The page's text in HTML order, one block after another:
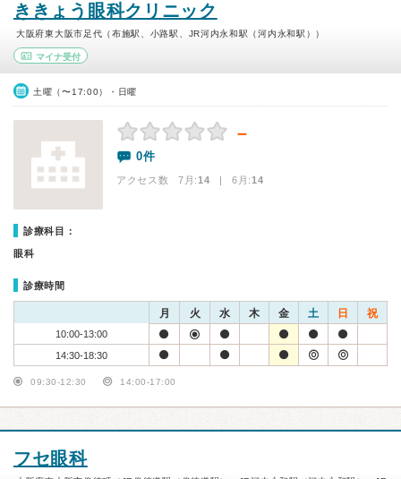
ききょう眼科クリニック
大阪府東大阪市足代（布施駅、小路駅、JR河内永和駅（河内永和駅））
マイナ受付
土曜（〜17:00）・日曜
－
0件
アクセス数 7月:14 | 6月:14
診療科目：
眼科
診療時間
月 火 水 木 金 土 日 祝
10:00-13:00
14:30-18:30
09:30-12:30 14:00-17:00
フセ眼科